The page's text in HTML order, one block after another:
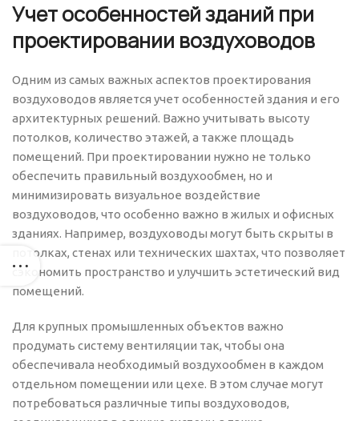
Учет особенностей зданий при
проектировании воздуховодов
Одним из самых важных аспектов проектирования
воздуховодов является учет особенностей здания и его
архитектурных решений. Важно учитывать высоту
потолков, количество этажей, а также площадь
помещений. При проектировании нужно не только
обеспечить правильный воздухообмен, но и
минимизировать визуальное воздействие
воздуховодов, что особенно важно в жилых и офисных
зданиях. Например, воздуховоды могут быть скрыты в
потолках, стенах или технических шахтах, что позволяет
сэкономить пространство и улучшить эстетический вид
помещений.
Для крупных промышленных объектов важно
продумать систему вентиляции так, чтобы она
обеспечивала необходимый воздухообмен в каждом
отдельном помещении или цехе. В этом случае могут
потребоваться различные типы воздуховодов,